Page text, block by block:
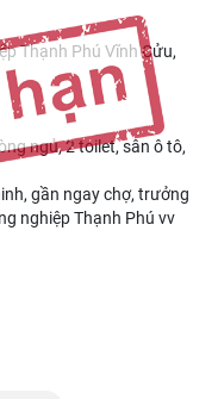
Thạnh Phú Vĩnh Cửu,
ngủ, 2 toilet, sân ô tô,
gần ngay chợ, trưởng
nghiệp Thạnh Phú vv